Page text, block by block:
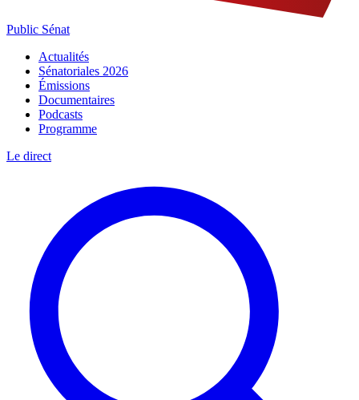
Public Sénat
Actualités
Sénatoriales 2026
Émissions
Documentaires
Podcasts
Programme
Le direct